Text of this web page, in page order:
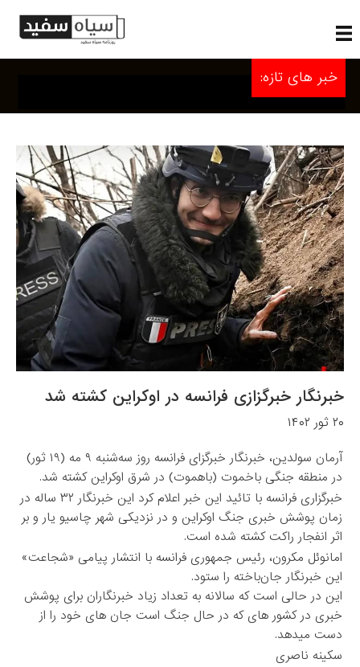
خبر های تازه:
خبرنگار خبرگزازی فرانسه در اوکراین کشته شد
۲۰ ثور ۱۴۰۲
آرمان سولدین، خبرنگار خبرگزای فرانسه روز سه‌شنبه ۹ مه (۱۹ ثور)
در منطقه جنگی باخموت (باهموت) در شرق اوکراین کشته شد.
خبرگزاری فرانسه با تائید این خبر اعلام کرد این خبرنگار ۳۲ ساله در
زمان پوشش خبری جنگ اوکراین و در نزدیکی شهر چاسیو یار و بر
اثر انفجار راکت کشته شده است.
امانوئل مکرون، رئیس جمهوری فرانسه با انتشار پیامی «شجاعت»
این خبرنگار جان‌باخته را ستود.
این در حالی است که سالانه به تعداد زیاد خبرنگاران برای پوشش
خبری در کشور های که در حال جنگ است جان های خود را از
دست میدهد.
سکینه ناصری